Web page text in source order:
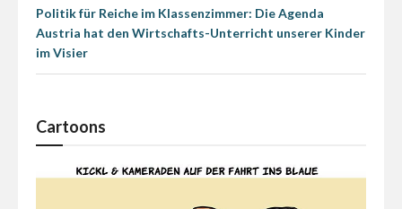
Politik für Reiche im Klassenzimmer: Die Agenda
Austria hat den Wirtschafts-Unterricht unserer Kinder
im Visier
Cartoons